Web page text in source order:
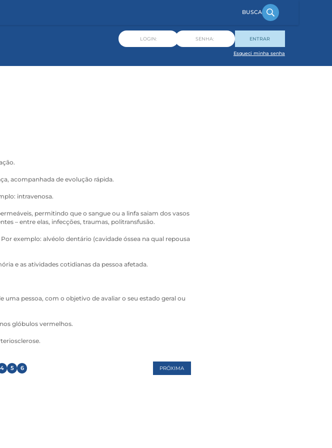
ENTRAR
Esqueci minha senha
acompanhada de evolução rápida.
intravenosa.
permitindo que o sangue ou a linfa saiam dos vasos
– entre elas, infecções, traumas, politransfusão.
exemplo: alvéolo dentário (cavidade óssea na qual repousa
e as atividades cotidianas da pessoa afetada.
uma pessoa, com o objetivo de avaliar o seu estado geral ou
glóbulos vermelhos.
4 5 6 PRÓXIMA